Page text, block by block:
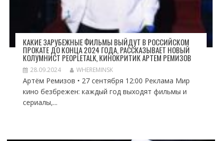
КАКИЕ ЗАРУБЕЖНЫЕ ФИЛЬМЫ ВЫЙДУТ В РОССИЙСКОМ
ПРОКАТЕ ДО КОНЦА 2024 ГОДА, РАССКАЗЫВАЕТ НОВЫЙ
КОЛУМНИСТ PEOPLETALK, КИНОКРИТИК АРТЕМ РЕМИЗОВ
28.09.2024 WHEREMINSK
Артём Ремизов • 27 сентября 12:00 Реклама Мир
кино безбрежен: каждый год выходят фильмы и
сериалы,...